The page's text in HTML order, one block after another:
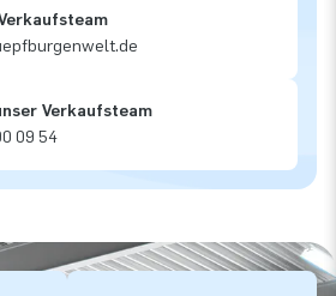
Verkaufsteam
09 54